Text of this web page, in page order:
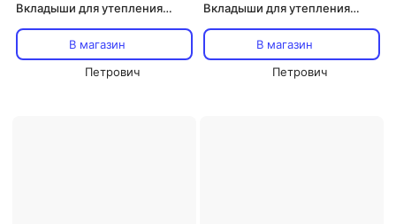
Вкладыши для утепления
фольгированные серые
Викинг/Ермак 4610088891917
В магазин
Петрович
Вкладыши для утепления
фольгированные серые
Викинг/Ермак 4610088891894
В магазин
Петрович